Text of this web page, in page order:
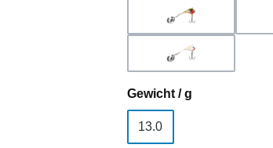
Perch
Perl Orange Tiger
Gewicht / gauswählen
13.0